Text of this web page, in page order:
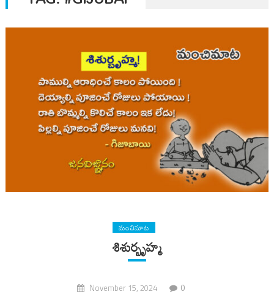
మంచిమాట
శిశుర్బృహ్మ
November 15, 2024 0